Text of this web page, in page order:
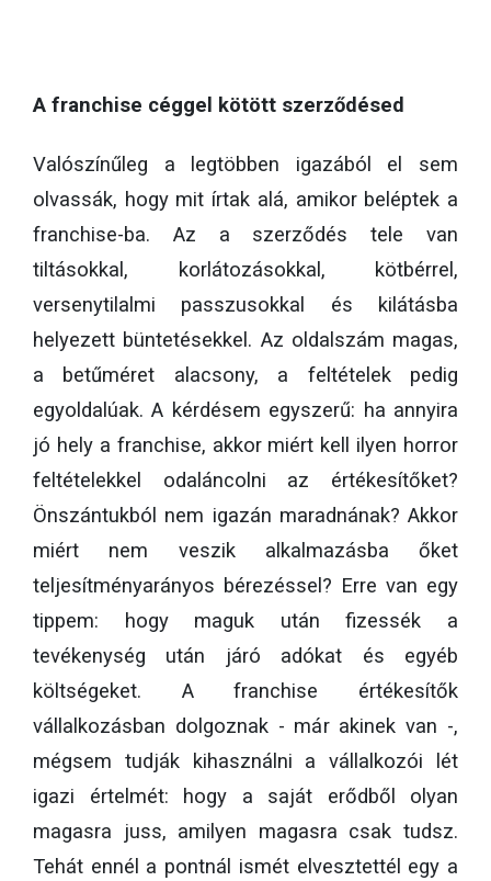
A franchise céggel kötött szerződésed
Valószínűleg a legtöbben igazából el sem
olvassák, hogy mit írtak alá, amikor beléptek a
franchise-ba. Az a szerződés tele van
tiltásokkal, korlátozásokkal, kötbérrel,
versenytilalmi passzusokkal és kilátásba
helyezett büntetésekkel. Az oldalszám magas,
a betűméret alacsony, a feltételek pedig
egyoldalúak. A kérdésem egyszerű: ha annyira
jó hely a franchise, akkor miért kell ilyen horror
feltételekkel odaláncolni az értékesítőket?
Önszántukból nem igazán maradnának? Akkor
miért nem veszik alkalmazásba őket
teljesítményarányos bérezéssel? Erre van egy
tippem: hogy maguk után fizessék a
tevékenység után járó adókat és egyéb
költségeket. A franchise értékesítők
vállalkozásban dolgoznak - már akinek van -,
mégsem tudják kihasználni a vállalkozói lét
igazi értelmét: hogy a saját erődből olyan
magasra juss, amilyen magasra csak tudsz.
Tehát ennél a pontnál ismét elvesztettél egy a